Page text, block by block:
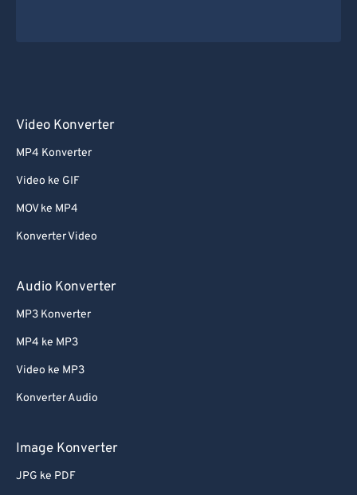
Video Konverter
MP4 Konverter
Video ke GIF
MOV ke MP4
Konverter Video
Audio Konverter
MP3 Konverter
MP4 ke MP3
Video ke MP3
Konverter Audio
Image Konverter
JPG ke PDF